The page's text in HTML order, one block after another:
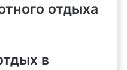
отдыха
в